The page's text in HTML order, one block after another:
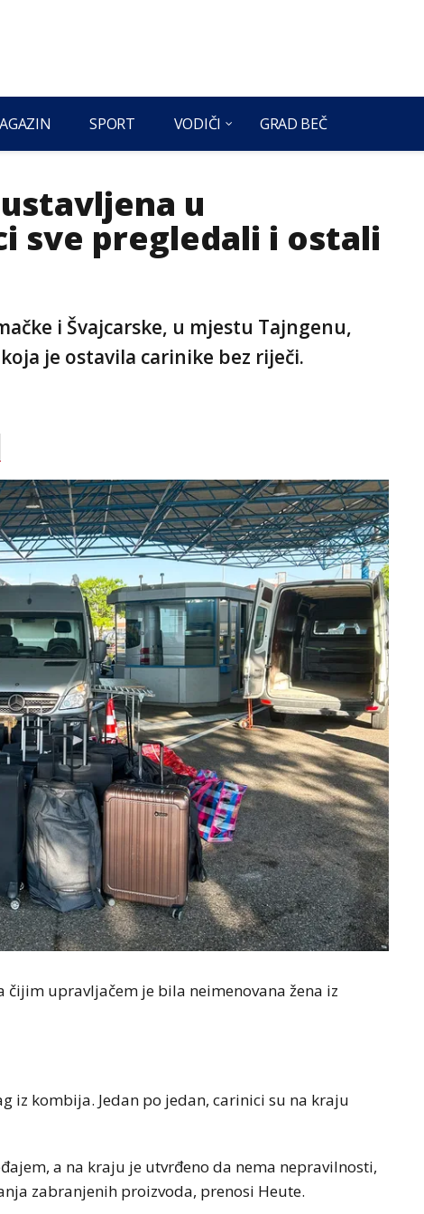
SPORT VODIČI GRAD BEČ
u
sve pregledali i ostali
i Švajcarske, u mjestu Tajngenu,
je ostavila carinike bez riječi.
čijim upravljačem je bila neimenovana žena iz
iz kombija. Jedan po jedan, carinici su na kraju
a na kraju je utvrđeno da nema nepravilnosti,
zabranjenih proizvoda, prenosi Heute.